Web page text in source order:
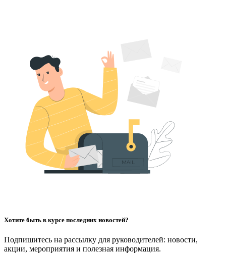
Хотите быть в курсе последних новостей?
Подпишитесь на рассылку для руководителей: новости,
акции, мероприятия и полезная информация.